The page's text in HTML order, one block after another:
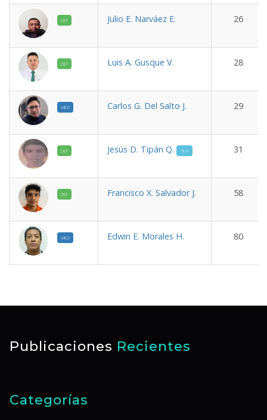
DEF Julio E. Narváez E. 26
DEF Luis A. Gusque V. 28
MED Carlos G. Del Salto J. 29
DEF Jesús D. Tipán Q. *JUV 31
DEF Francisco X. Salvador J. 58
MED Edwin E. Morales H. 80
Publicaciones Recientes
Categorías